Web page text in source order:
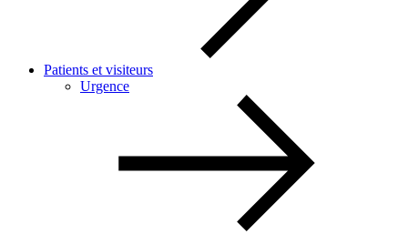
Patients et visiteurs
Urgence